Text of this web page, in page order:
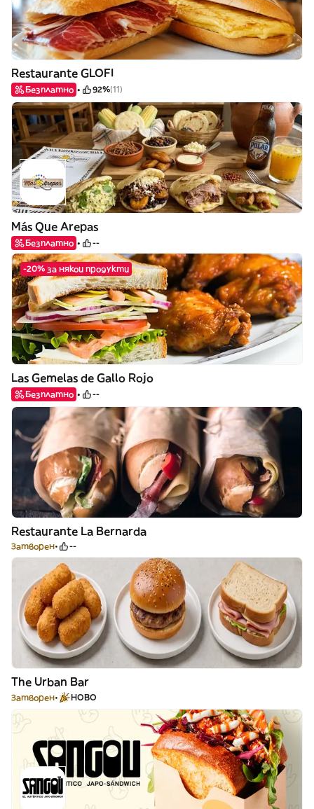
Restaurante GLOFI
Безплатно 92%(11)
Más Que Arepas
Безплатно --
-20% за някои продукти
Las Gemelas de Gallo Rojo
Безплатно --
Restaurante La Bernarda
Затворен --
The Urban Bar
Затворен НОВО